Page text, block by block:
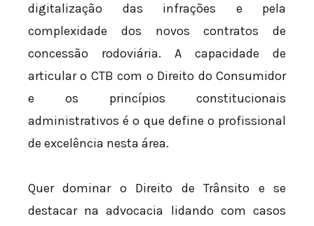
digitalização das infrações e pela
complexidade dos novos contratos de
concessão rodoviária. A capacidade de
articular o CTB com o Direito do Consumidor
e os princípios constitucionais
administrativos é o que define o profissional
de excelência nesta área.
Quer dominar o Direito de Trânsito e se
destacar na advocacia lidando com casos